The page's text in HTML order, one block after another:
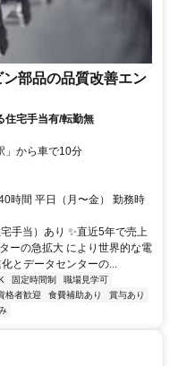
部品の品質改善エン
住宅手当有/転勤無
」から車で10分
時間 平日（月〜金） 勤務時
手当）あり ✨直近5年で売上
ーの急拡大 により世界的な電
とデータセンターの...
固定時間制
職場見学可
格者歓迎 食費補助あり
賞与あり